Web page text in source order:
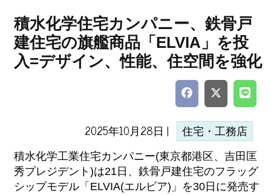
積水化学住宅カンパニー、鉄骨戸
建住宅の旗艦商品「ELVIA」を投
入=デザイン、性能、住空間を強化
2025年10月28日 | 住宅・工務店
積水化学工業住宅カンパニー(東京都港区、吉田匡
秀プレジデント)は21日、鉄骨戸建住宅のフラッグ
シップモデル「ELVIA(エルビア)」を30日に発売す